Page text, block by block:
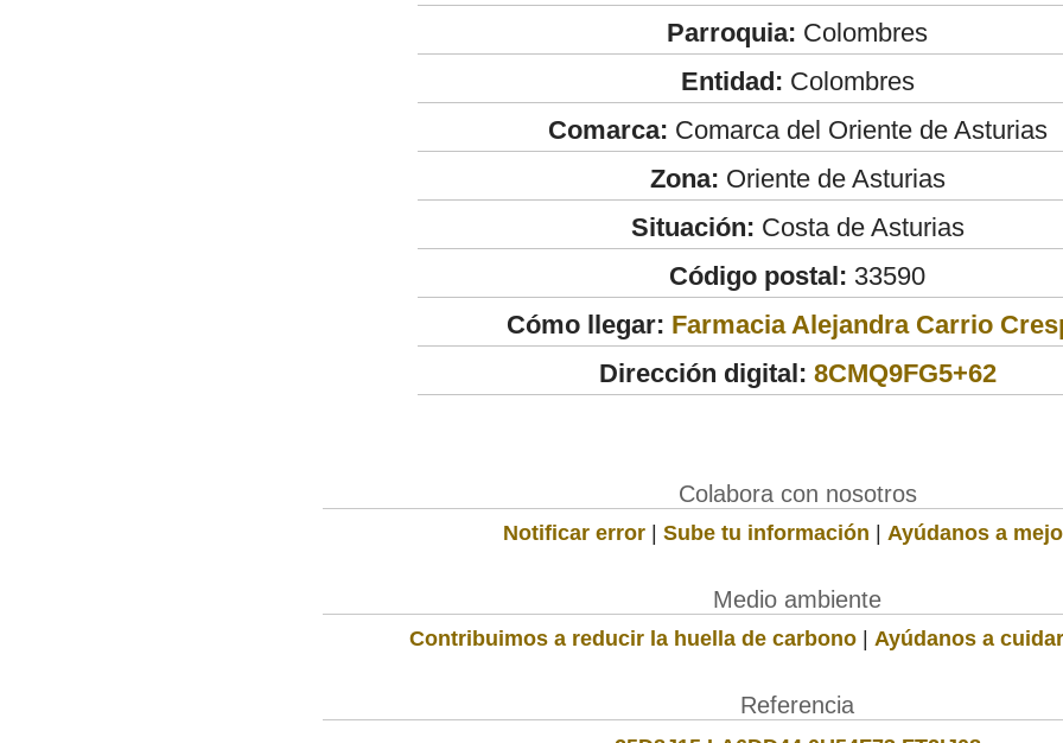
Parroquia: Colombres
Entidad: Colombres
Comarca: Comarca del Oriente de Asturias
Zona: Oriente de Asturias
Situación: Costa de Asturias
Código postal: 33590
Cómo llegar: Farmacia Alejandra Carrio
Dirección digital: 8CMQ9FG5+62
Colabora con nosotros
Notificar error | Sube tu información | Ayúdanos a
Medio ambiente
Contribuimos a reducir la huella de carbono | Ayúdanos a
Referencia